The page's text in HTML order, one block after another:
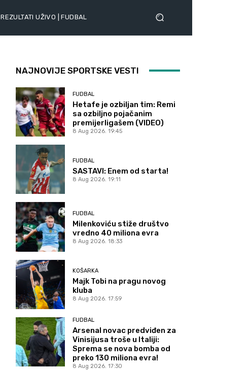
REZULTATI UŽIVO | FUDBAL
NAJNOVIJE SPORTSKE VESTI
FUDBAL
Hetafe je ozbiljan tim: Remi
sa ozbiljno pojačanim
premijerligašem (VIDEO)
8 Aug 2026. 19:45
FUDBAL
SASTAVI: Enem od starta!
8 Aug 2026. 19:11
FUDBAL
Milenkoviću stiže društvo
vredno 40 miliona evra
8 Aug 2026. 18:33
KOŠARKA
Majk Tobi na pragu novog
kluba
8 Aug 2026. 17:59
FUDBAL
Arsenal novac predviđen za
Vinisijusa troše u Italiji:
Sprema se nova bomba od
preko 130 miliona evra!
8 Aug 2026. 17:30